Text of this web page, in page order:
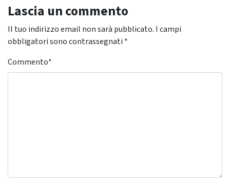
Lascia un commento
Il tuo indirizzo email non sarà pubblicato. I campi
obbligatori sono contrassegnati *
Commento*